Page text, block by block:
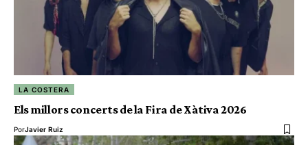
LA COSTERA
Els millors concerts de la Fira de Xàtiva 2026
PorJavier Ruiz